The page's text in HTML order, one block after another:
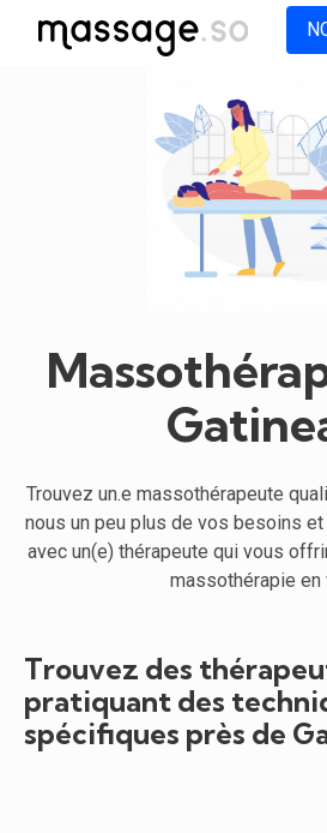
Trouvez un.e massothérapeute
nous un peu plus de vos besoins
avec un(e) thérapeute qui vous
massothérapie en
Trouvez des
pratiquant des
spécifiques près de